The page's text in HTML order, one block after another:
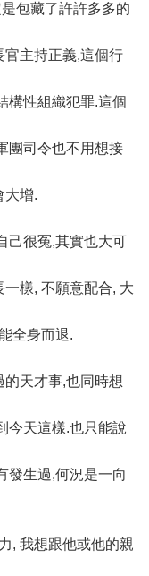
包藏了許許多多的
主持正義,這個行
構性組織犯罪.這個
團司令也不用想接
大增.
己很冤,其實也大可
樣, 不願意配合, 大
全身而退.
天才事,也同時想
今天這樣.也只能說
發生過,何況是一向
, 我想跟他或他的親